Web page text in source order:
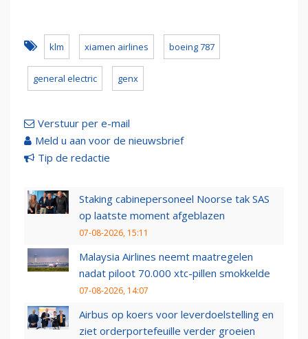
klm xiamen airlines boeing 787
general electric genx
Verstuur per e-mail
Meld u aan voor de nieuwsbrief
Tip de redactie
Staking cabinepersoneel Noorse tak SAS
op laatste moment afgeblazen
07-08-2026, 15:11
Malaysia Airlines neemt maatregelen
nadat piloot 70.000 xtc-pillen smokkelde
07-08-2026, 14:07
Airbus op koers voor leverdoelstelling en
ziet orderportefeuille verder groeien